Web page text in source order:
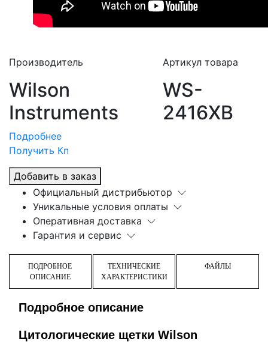
Производитель
Wilson
Instruments
Артикул товара
WS-
2416XB
Подробнее
Получить Кп
Добавить в заказ
Официальный дистрибьютор
Уникальные условия оплаты
Оперативная доставка
Гарантия и сервис
ПОДРОБНОЕ
ОПИСАНИЕ
ТЕХНИЧЕСКИЕ
ХАРАКТЕРИСТИКИ
ФАЙЛЫ
Подробное описание
Цитологические щетки Wilson